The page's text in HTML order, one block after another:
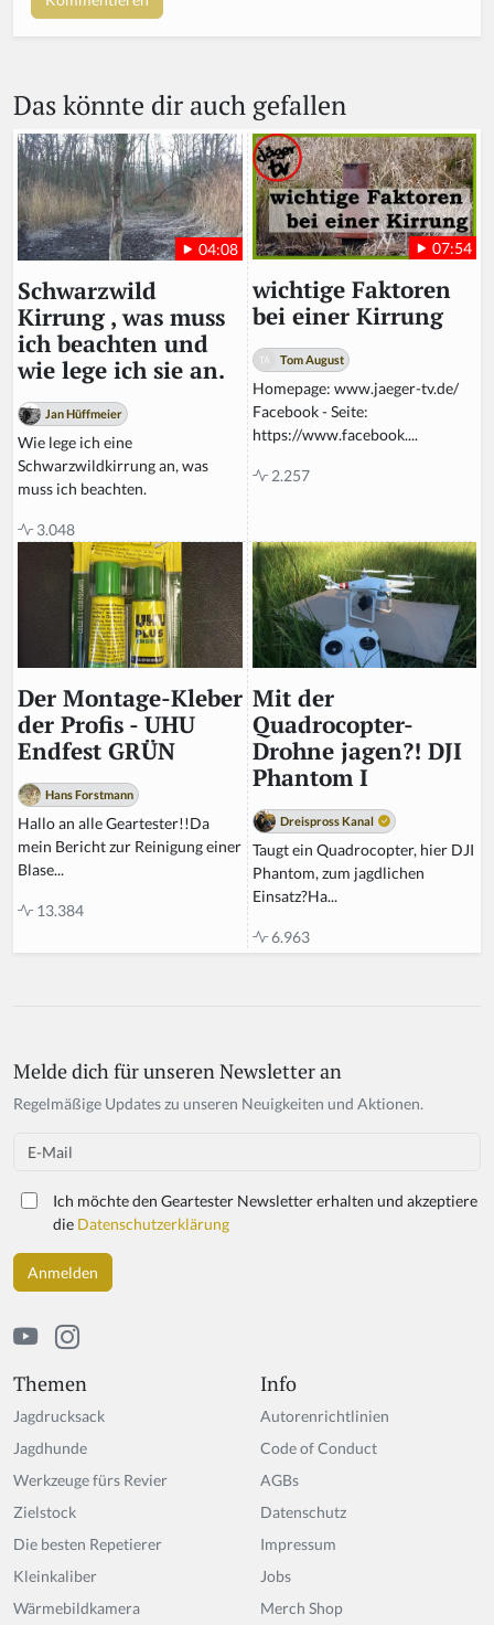
Das könnte dir auch gefallen
04:08
Schwarzwild
Kirrung , was muss
ich beachten und
wie lege ich sie an.
Jan Hüffmeier
Wie lege ich eine
Schwarzwildkirrung an, was
muss ich beachten.
3.048
07:54
wichtige Faktoren
bei einer Kirrung
Tom August
Homepage: www.jaeger-tv.de/
Facebook - Seite:
https://www.facebook....
2.257
Der Montage-Kleber
der Profis - UHU
Endfest GRÜN
Hans Forstmann
Hallo an alle Geartester!!Da
mein Bericht zur Reinigung einer
Blase...
13.384
Mit der
Quadrocopter-
Drohne jagen?! DJI
Phantom I
Dreispross Kanal
Taugt ein Quadrocopter, hier DJI
Phantom, zum jagdlichen
Einsatz?Ha...
6.963
Themen
Jagdrucksack
Jagdhunde
Werkzeuge fürs Revier
Zielstock
Die besten Repetierer
Kleinkaliber
Wärmebildkamera
Info
Autorenrichtlinien
Code of Conduct
AGBs
Datenschutz
Impressum
Jobs
Merch Shop
If
y
h
a
n,
ig
n
o
r
t
hi
s
el
d
Melde dich für unseren Newsletter an
Regelmäßige Updates zu unseren Neuigkeiten und Aktionen.
Email
Ich möchte den Geartester Newsletter erhalten und akzeptiere
die Datenschutzerklärung